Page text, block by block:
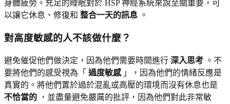
身體疲勞。充足的睡眠對於 HSP 神經系統來說至關重要，可
以讓它休息、修復和 整合一天的訊息 。
對高度敏感的人不該做什麼？
避免催促他們做決定，因為他們需要時間進行 深入思考 。不
要將他們的感受視為「 過度敏感」，因為他們的情緒反應是
真實的。將他們置於過於混亂或高壓的環境而沒有休息也是
不恰當的 ，並盡量避免嚴厲的批評，因為他們對此非常敏